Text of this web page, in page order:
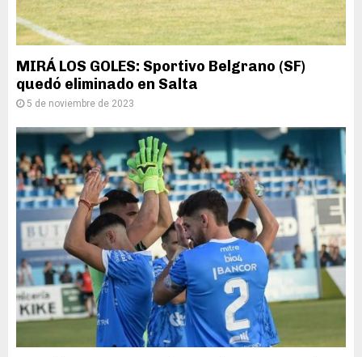
MIRÁ LOS GOLES: Sportivo Belgrano (SF)
quedó eliminado en Salta
5 de noviembre de 2023